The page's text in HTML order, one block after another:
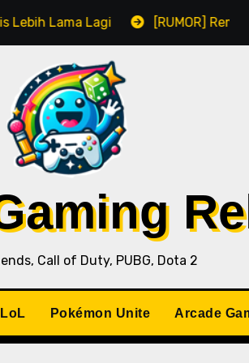
[RUMOR] Remake Resident Evil
Call of Duty, PUBG, Dota 2
LoL Pokémon Unite Arcade